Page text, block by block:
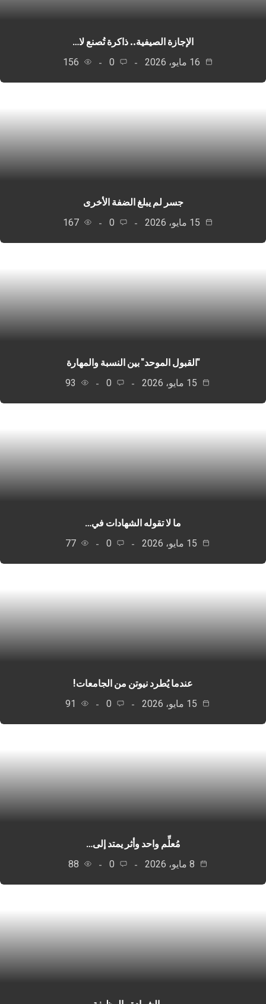
الإجازة الصيفية.. ذاكرة تُصنع لا…
0
156
جسر لم يبلغ الضفة الأخرى
0
167
"القبول الموحد" بين النسبة والمهارة
0
93
ما لا تقوله الشهادات في…
0
77
عندما يُطرد نيوتن من الجامعات!
0
91
مُعلِّم واحد وأثر يمتد إلى…
0
88